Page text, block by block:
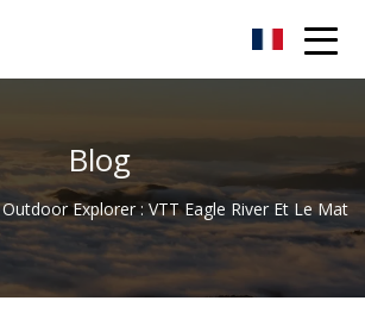
Blog
Outdoor Explorer : VTT Eagle River Et Le Mat